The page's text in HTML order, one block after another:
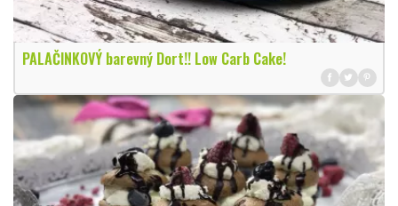
PALAČINKOVÝ barevný Dort!! Low Carb Cake!